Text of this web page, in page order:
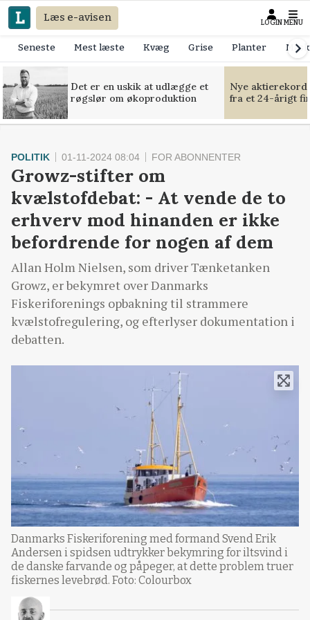
Læs e-avisen LOGIN MENU
Seneste Mest læste Kvæg Grise Planter
Det er en uskik at udlægge et
røgslør om økoproduktion
Nye
fra et 24-årigt
POLITIK 01-11-2024 08:04 FOR ABONNENTER
Growz-stifter om
kvælstofdebat: - At vende de to
erhverv mod hinanden er ikke
befordrende for nogen af dem
Allan Holm Nielsen, som driver Tænketanken
Growz, er bekymret over Danmarks
Fiskeriforenings opbakning til strammere
kvælstofregulering, og efterlyser dokumentation i
debatten.
Danmarks Fiskeriforening med formand Svend Erik
Andersen i spidsen udtrykker bekymring for iltsvind i
de danske farvande og påpeger, at dette problem truer
fiskernes levebrød. Foto: Colourbox